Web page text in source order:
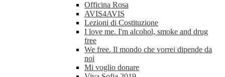
Officina Rosa
AVIS4AVIS
Lezioni di Costituzione
I love me. I'm alcohol, smoke and drug
free
We free. Il mondo che vorrei dipende da
noi
Mi voglio donare